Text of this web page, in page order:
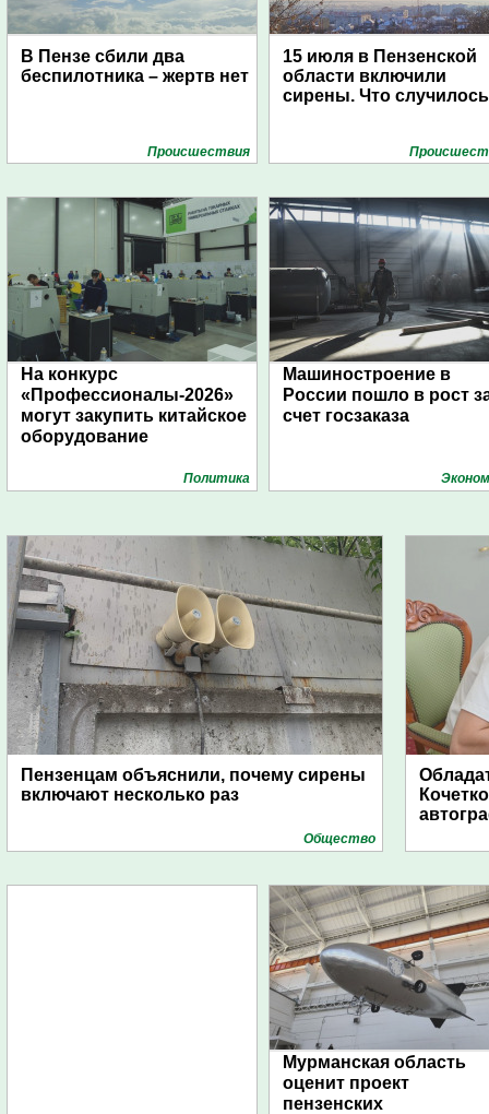
В Пензе сбили два
беспилотника – жертв нет
Проиcшествия
15 июля в Пензенской
области включили
сирены. Что
На конкурс
«Профессионалы-2026»
могут закупить китайское
оборудование
Политика
Машиностроение в
России пошло в рост
счет госзаказа
Пензенцам объяснили, почему сирены
включают несколько раз
Общество
Мурманская область
оценит проект
пензенских